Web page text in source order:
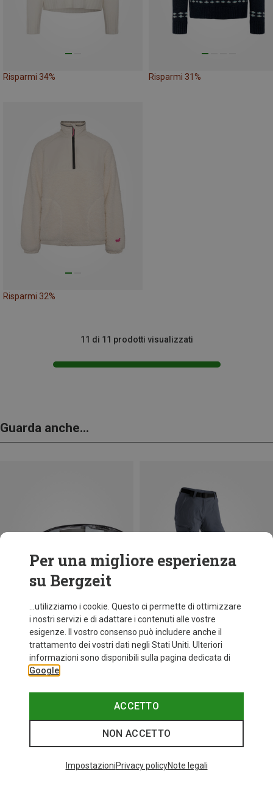
Risparmi 34% Risparmi 31%
Risparmi 32%
11 di 11 prodotti visualizzati
Guarda anche...
Risparmi 25% fino a 31%
Per una migliore esperienza
su Bergzeit
...utilizziamo i cookie. Questo ci permette di ottimizzare
i nostri servizi e di adattare i contenuti alle vostre
esigenze. Il vostro consenso può includere anche il
trattamento dei vostri dati negli Stati Uniti. Ulteriori
informazioni sono disponibili sulla pagina dedicata di
Google
ACCETTO
NON ACCETTO
ImpostazioniPrivacy policyNote legali